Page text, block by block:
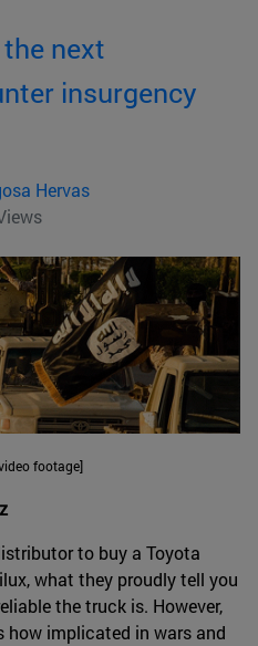
next
insurgency
Hervas
footage]
to buy a Toyota
what they proudly tell you
the truck is. However,
implicated in wars and